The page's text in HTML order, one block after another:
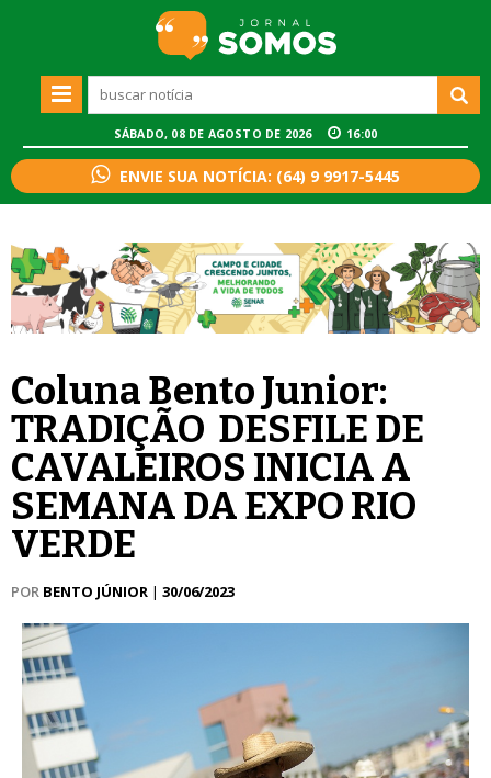
SÁBADO, 08 DE AGOSTO DE 2026 16:00
ENVIE SUA NOTÍCIA: (64) 9 9917-5445
Coluna Bento Junior:
TRADIÇÃO  DESFILE DE
CAVALEIROS INICIA A
SEMANA DA EXPO RIO
VERDE
POR BENTO JÚNIOR | 30/06/2023